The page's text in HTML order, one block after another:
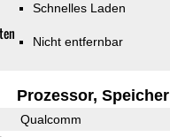
Schnelles Laden
Nicht entfernbar
Prozessor, Speicher
Qualcomm